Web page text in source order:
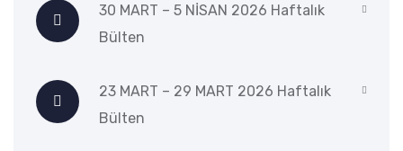
30 MART – 5 NİSAN 2026 Haftalık
Bülten
23 MART – 29 MART 2026 Haftalık
Bülten